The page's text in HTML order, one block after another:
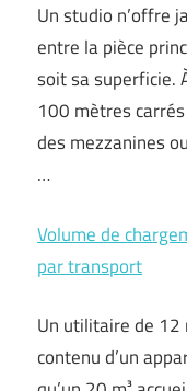
Un studio n’offre
entre la pièce
soit sa superficie.
100 mètres
des mezzanines
…
Volume de
par transport
Un utilitaire de 12
contenu d’un